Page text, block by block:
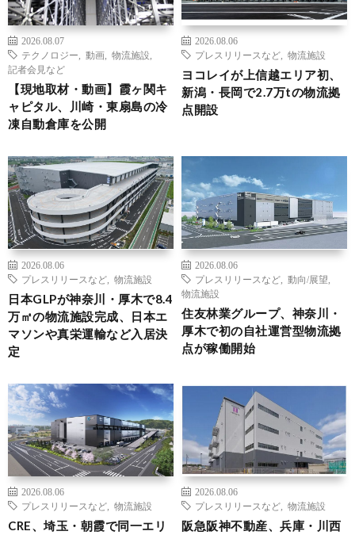
2026.08.07
テクノロジー
動画 物流施設
記者会見など
【現地取材・動画】霞ヶ関キ
ャピタル、川崎・東扇島の冷
凍自動倉庫を公開
2026.08.06
プレスリリースなど
物流施設
ヨコレイが上信越エリア初、
新潟・長岡で2.7万tの物流拠
点開設
2026.08.06
プレスリリースなど
物流施設
日本GLPが神奈川・厚木で8.4
万㎡の物流施設完成、日本エ
マソンや真栄運輸など入居決
定
2026.08.06
プレスリリースなど
動向/展望
物流施設
住友林業グループ、神奈川・
厚木で初の自社運営型物流拠
点が稼働開始
2026.08.06
プレスリリースなど
物流施設
CRE、埼玉・朝霞で同一エリ
2026.08.06
プレスリリースなど
物流施設
阪急阪神不動産、兵庫・川西